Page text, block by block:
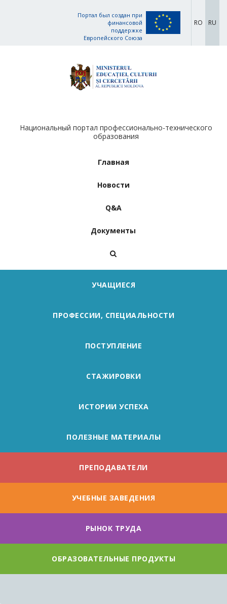
Портал был создан при
финансовой
поддержке
Европейского Союза
RO RU
Национальный портал профессионально-технического
образования
Главная
Новости
Q&A
Документы
УЧАЩИЕСЯ
ПРОФЕССИИ, СПЕЦИАЛЬНОСТИ
ПОСТУПЛЕНИЕ
СТАЖИРОВКИ
ИСТОРИИ УСПЕХА
ПОЛЕЗНЫЕ МАТЕРИАЛЫ
ПРЕПОДАВАТЕЛИ
УЧЕБНЫЕ ЗАВЕДЕНИЯ
РЫНОК ТРУДА
ОБРАЗОВАТЕЛЬНЫЕ ПРОДУКТЫ